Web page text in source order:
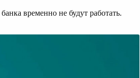
временно не будут работать.